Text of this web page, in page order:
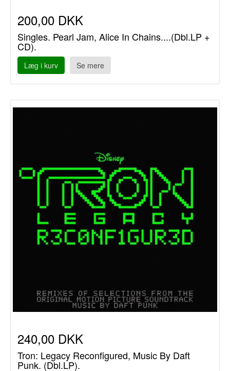
200,00 DKK
Singles. Pearl Jam, Alice In Chains....(Dbl.LP +
CD).
Læg i kurv Se mere
240,00 DKK
Tron: Legacy Reconfigured, Music By Daft
Punk. (Dbl.LP).